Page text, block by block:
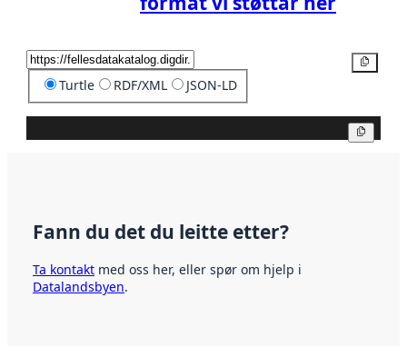
Turtle RDF/XML JSON-LD
Fann du det du leitte etter?
Ta kontakt med oss her, eller spør om hjelp i
Datalandsbyen.